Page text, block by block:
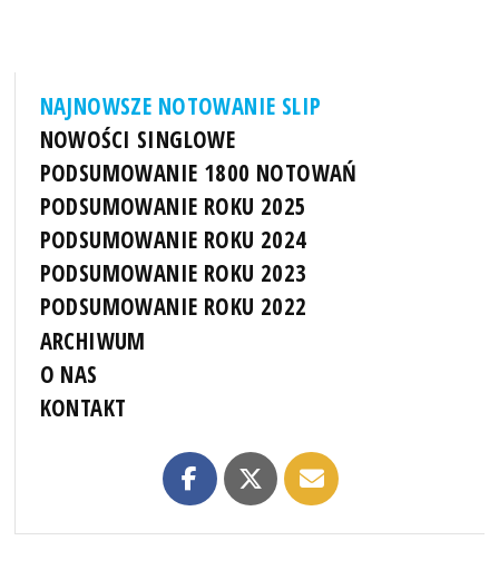
NAJNOWSZE NOTOWANIE SLIP
NOWOŚCI SINGLOWE
PODSUMOWANIE 1800 NOTOWAŃ
PODSUMOWANIE ROKU 2025
PODSUMOWANIE ROKU 2024
PODSUMOWANIE ROKU 2023
PODSUMOWANIE ROKU 2022
ARCHIWUM
O NAS
KONTAKT